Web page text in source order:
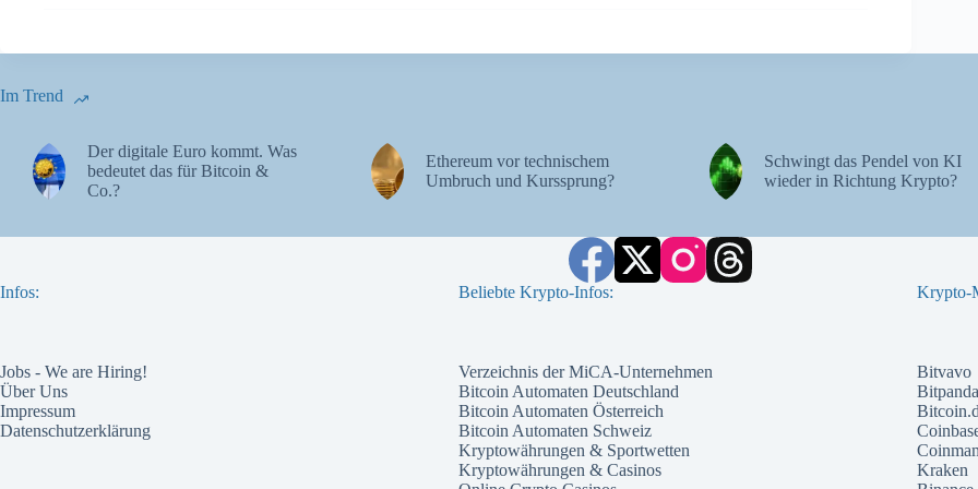
Im Trend
Der digitale Euro kommt. Was
bedeutet das für Bitcoin &
Co.?
Ethereum vor technischem
Umbruch und Kurssprung?
Schwingt das Pendel von KI
wieder in Richtung Krypto?
Infos:
Jobs - We are Hiring!
Über Uns
Impressum
Datenschutzerklärung
Beliebte Krypto-Infos:
Verzeichnis der MiCA-Unternehmen
Bitcoin Automaten Deutschland
Bitcoin Automaten Österreich
Bitcoin Automaten Schweiz
Kryptowährungen & Sportwetten
Kryptowährungen & Casinos
Krypto-
Bitvavo
Bitpanda
Kraken